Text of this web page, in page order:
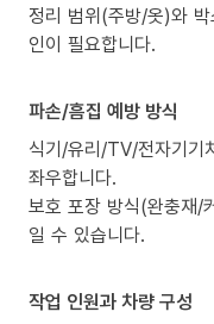
정리 범위(주방/옷)와
인이 필요합니다.
파손/흠집 예방 방식
식기/유리/TV/전자기기
좌우합니다.
보호 포장 방식(완충재/
일 수 있습니다.
작업 인원과 차량 구성